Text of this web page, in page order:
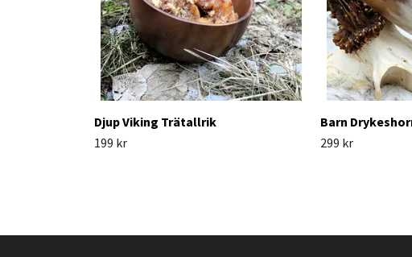
Djup Viking Trätallrik
199 kr
Barn
299 kr